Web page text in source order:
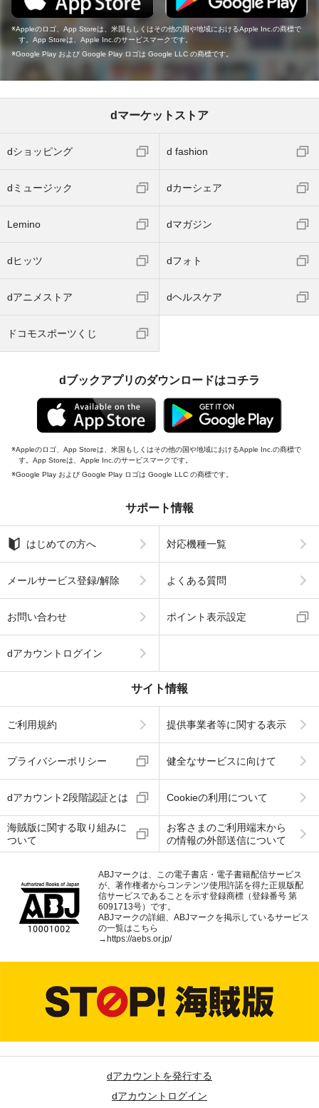
Appleのロゴ、App Storeは、米国もしくはその他の国や地域におけるApple Inc.の商標で
す。App Storeは、Apple Inc.のサービスマークです。
Google Play および Google Play ロゴは Google LLC の商標です。
dマーケットストア
dショッピング d fashion
dミュージック dカーシェア
Lemino dマガジン
dヒッツ dフォト
dアニメストア dヘルスケア
ドコモスポーツくじ
dブックアプリのダウンロードはコチラ
Appleのロゴ、App Storeは、米国もしくはその他の国や地域におけるApple Inc.の商標で
す。App Storeは、Apple Inc.のサービスマークです。
Google Play および Google Play ロゴは Google LLC の商標です。
サポート情報
はじめての方へ 対応機種一覧
メールサービス登録/解除 よくある質問
お問い合わせ ポイント表示設定
dアカウントログイン
サイト情報
ご利用規約 提供事業者等に関する表示
プライバシーポリシー 健全なサービスに向けて
dアカウント2段階認証とは Cookieの利用について
海賊版に関する取り組みに
ついて
お客さまのご利用端末から
の情報の外部送信について
ABJマークは、この電子書店・電子書籍配信サービス
が、著作権者からコンテンツ使用許諾を得た正規版配
信サービスであることを示す登録商標（登録番号 第
6091713号）です。
ABJマークの詳細、ABJマークを掲示しているサービス
の一覧はこちら
→ https://aebs.or.jp/
dアカウントを発行する
dアカウントログイン